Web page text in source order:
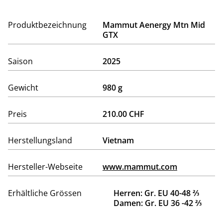
Produktbezeichnung
Mammut Aenergy Mtn Mid
GTX
Saison 2025
Gewicht 980 g
Preis 210.00 CHF
Herstellungsland Vietnam
Hersteller-Webseite www.mammut.com
Erhältliche Grössen
Herren: Gr. EU 40-48 ⅔
Damen: Gr. EU 36 -42 ⅔